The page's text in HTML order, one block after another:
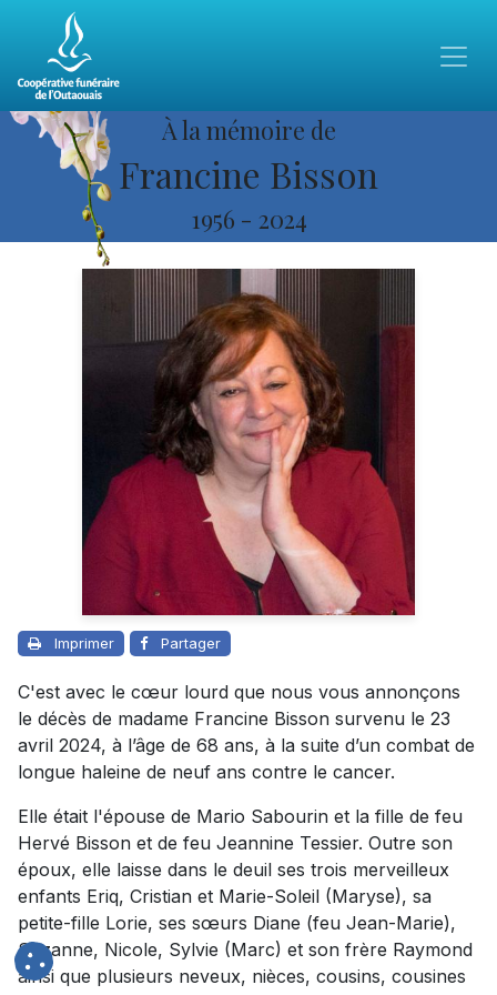
À la mémoire de
Francine Bisson
1956 - 2024
Imprimer Partager
C'est avec le cœur lourd que nous vous annonçons
le décès de madame Francine Bisson survenu le 23
avril 2024, à l’âge de 68 ans, à la suite d’un combat de
longue haleine de neuf ans contre le cancer.
Elle était l'épouse de Mario Sabourin et la fille de feu
Hervé Bisson et de feu Jeannine Tessier. Outre son
époux, elle laisse dans le deuil ses trois merveilleux
enfants Eriq, Cristian et Marie-Soleil (Maryse), sa
petite-fille Lorie, ses sœurs Diane (feu Jean-Marie),
Suzanne, Nicole, Sylvie (Marc) et son frère Raymond
ainsi que plusieurs neveux, nièces, cousins, cousines